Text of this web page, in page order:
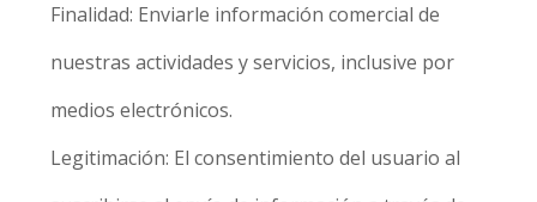
Finalidad: Enviarle información comercial de
nuestras actividades y servicios, inclusive por
medios electrónicos.
Legitimación: El consentimiento del usuario al